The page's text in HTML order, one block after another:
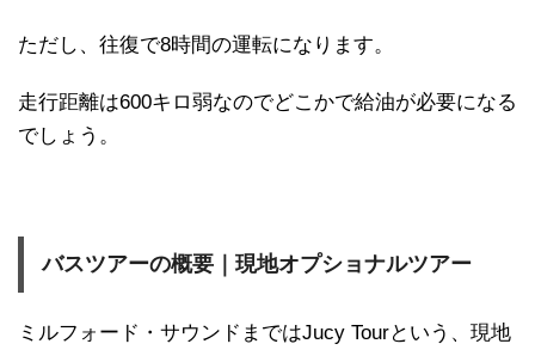
ただし、往復で8時間の運転になります。
走行距離は600キロ弱なのでどこかで給油が必要になる
でしょう。
バスツアーの概要｜現地オプショナルツアー
ミルフォード・サウンドまではJucy Tourという、現地